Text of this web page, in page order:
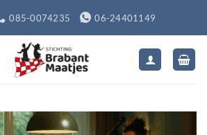
085-0074235 06-24401149